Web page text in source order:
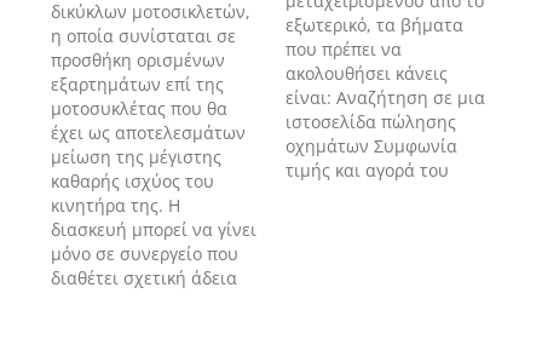
δικύκλων μοτοσικλετών,
η οποία συνίσταται σε
προσθήκη ορισμένων
εξαρτημάτων επί της
μοτοσυκλέτας που θα
έχει ως αποτελεσμάτων
μείωση της μέγιστης
καθαρής ισχύος του
κινητήρα της. Η
διασκευή μπορεί να γίνει
μόνο σε συνεργείο που
διαθέτει σχετική άδεια
εξωτερικό, τα βήματα
που πρέπει να
ακολουθήσει κάνεις
είναι: Αναζήτηση σε μια
ιστοσελίδα πώλησης
οχημάτων Συμφωνία
τιμής και αγορά του